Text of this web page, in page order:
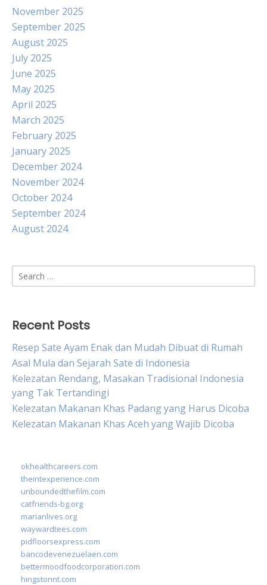
November 2025
September 2025
August 2025
July 2025
June 2025
May 2025
April 2025
March 2025
February 2025
January 2025
December 2024
November 2024
October 2024
September 2024
August 2024
Search
for:
Recent Posts
Resep Sate Ayam Enak dan Mudah Dibuat di Rumah
Asal Mula dan Sejarah Sate di Indonesia
Kelezatan Rendang, Masakan Tradisional Indonesia
yang Tak Tertandingi
Kelezatan Makanan Khas Padang yang Harus Dicoba
Kelezatan Makanan Khas Aceh yang Wajib Dicoba
okhealthcareers.com
theintexperience.com
unboundedthefilm.com
catfriends-bg.org
marianlives.org
waywardtees.com
pidfloorsexpress.com
bancodevenezuelaen.com
bettermoodfoodcorporation.com
hingstonnt.com